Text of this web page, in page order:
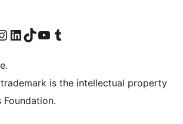
Threads
noastră Facebook
ne pe Instagram
Vizitează-ne pe LinkedIn
Vizitează contul nostru TikTok
Vizitează canalul nostru YouTube
Vizitează contul nostru Tumblr
is the intellectual property
Foundation.